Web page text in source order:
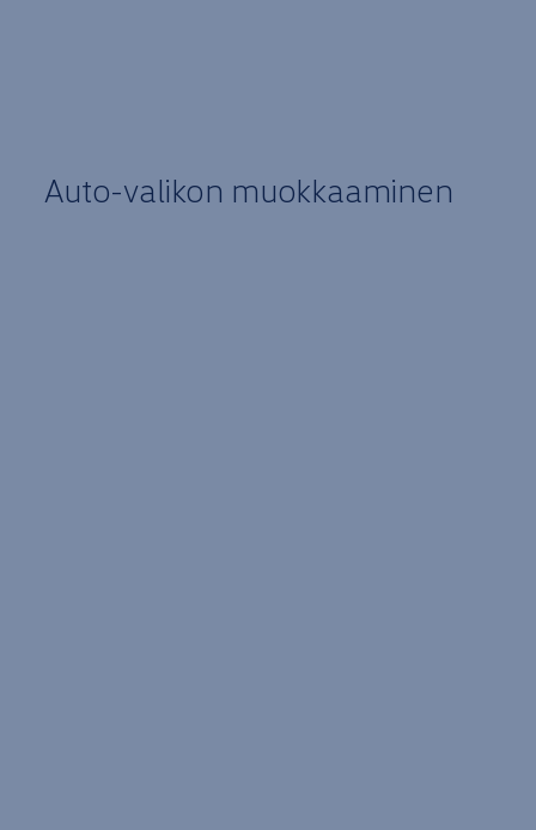
Auto-valikon muokkaaminen